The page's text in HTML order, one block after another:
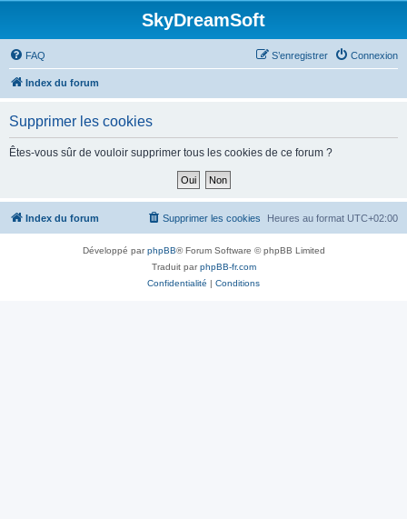
SkyDreamSoft
FAQ Connexion
S’enregistrer
Index du forum
Supprimer les cookies
Êtes-vous sûr de vouloir supprimer tous les cookies de ce forum ?
Index du forum Heures au format UTC+02:00
Supprimer les cookies
Développé parphpBB® Forum Software © phpBB Limited
Traduit parphpBB-fr.com
Confidentialité | Conditions